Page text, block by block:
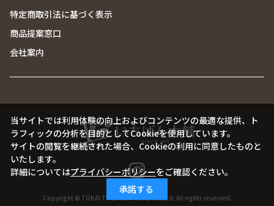
特定商取引法に基づく表示
商品提案窓口
会社案内
Copyright © TOKAI TV ENTERPRISE Co.,Ltd. All rights reserved.
当サイトでは利用体験の向上およびコンテンツの最適な提供、ト
ラフィックの分析を目的としてCookieを使用しています。
サイトの閲覧を継続された場合、Cookieの利用に同意したものと
いたします。
詳細についてはプライバシーポリシーをご確認ください。
承諾する